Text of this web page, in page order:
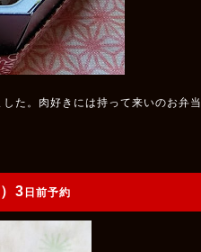
た。肉好きには持って来いのお弁当
3 日前予約